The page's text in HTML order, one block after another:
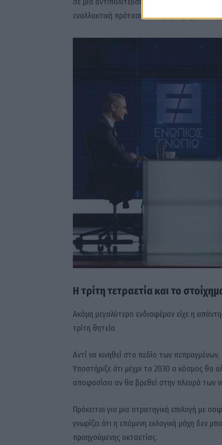
εναλλακτική πρόταση διακυβέρνησης.
Η τρίτη τετραετία και το
Ακόμη μεγαλύτερο ενδιαφέρον είχε η
τρίτη θητεία.
Αντί να κινηθεί στο πεδίο των
Υποστήριξε ότι μέχρι το 2030 ο κόσμος θα
αποφασίσει αν θα βρεθεί στην πλευρά των
Πρόκειται για μια στρατηγική επιλογή με
γνωρίζει ότι η επόμενη εκλογική μάχη δεν
προηγούμενης οκταετίας.